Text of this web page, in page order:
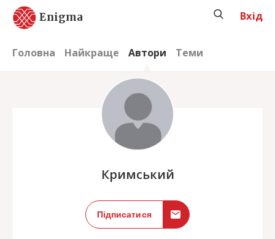
Enigma
Головна Найкраще Автори Теми
Вхід
Кримський
Підписатися